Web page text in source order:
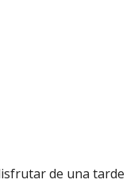
de una tarde